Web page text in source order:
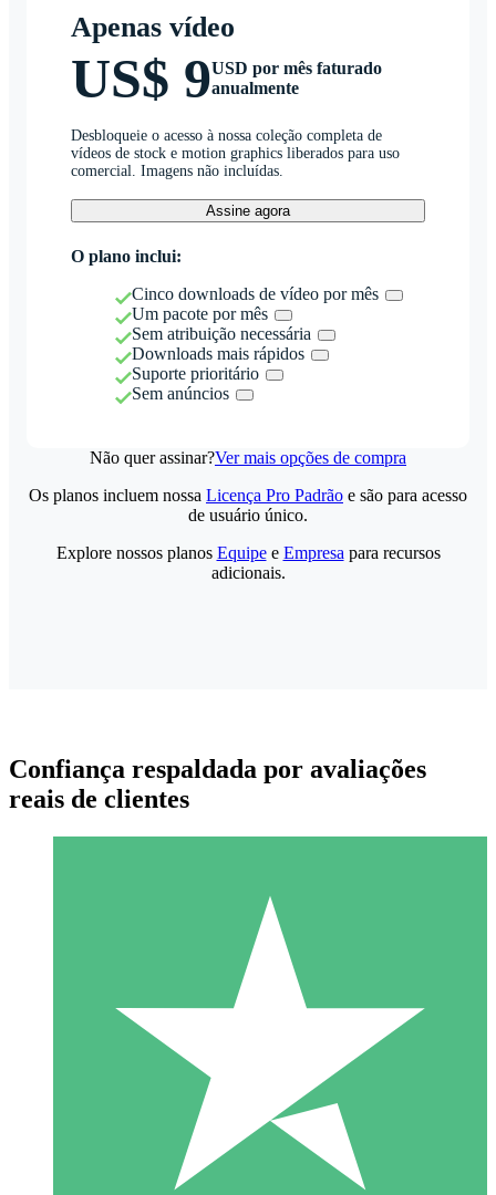
Apenas vídeo
US$ 9USD por mês faturado
anualmente
Desbloqueie o acesso à nossa coleção completa de
vídeos de stock e motion graphics liberados para uso
comercial. Imagens não incluídas.
Assine agora
O plano inclui:
Cinco downloads de vídeo por mês
Um pacote por mês
Sem atribuição necessária
Downloads mais rápidos
Suporte prioritário
Sem anúncios
Não quer assinar?Ver mais opções de compra
Pacotes de Créditos Individuais
Pague conforme o uso com créditos de download. Sem
1000
Os planos incluem nossa Licença Pro Padrão e são para acesso
de usuário único.
Explore nossos planos Equipee Empresa para recursos
adicionais.
Confiança respaldada por avaliações
reais de clientes